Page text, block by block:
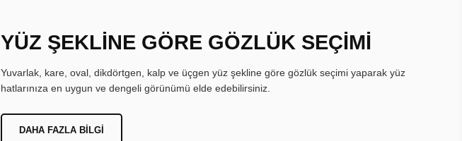
YÜZ ŞEKLİNE GÖRE GÖZLÜK SEÇİMİ
Yuvarlak, kare, oval, dikdörtgen, kalp ve üçgen yüz şekline göre gözlük seçimi yaparak yüz
hatlarınıza en uygun ve dengeli görünümü elde edebilirsiniz.
DAHA FAZLA BILGI